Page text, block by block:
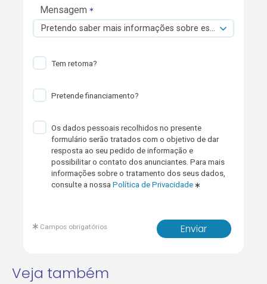
Mensagem
Pretendo saber mais informações sobre esta viatura.
Tem retoma?
Pretende financiamento?
Os dados pessoais recolhidos no presente
formulário serão tratados com o objetivo de dar
resposta ao seu pedido de informação e
possibilitar o contato dos anunciantes. Para mais
informações sobre o tratamento dos seus dados,
consulte a nossaPolítica de Privacidade
Enviar
Campos obrigatórios
Veja também